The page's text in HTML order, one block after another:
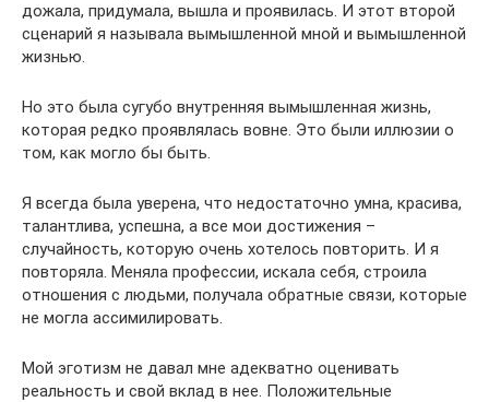
дожала, придумала, вышла и проявилась. И этот второй
сценарий я называла вымышленной мной и вымышленной
жизнью.
Но это была сугубо внутренняя вымышленная жизнь,
которая редко проявлялась вовне. Это были иллюзии о
том, как могло бы быть.
Я всегда была уверена, что недостаточно умна, красива,
талантлива, успешна, а все мои достижения –
случайность, которую очень хотелось повторить. И я
повторяла. Меняла профессии, искала себя, строила
отношения с людьми, получала обратные связи, которые
не могла ассимилировать.
Мой эготизм не давал мне адекватно оценивать
реальность и свой вклад в нее. Положительные